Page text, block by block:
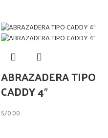
ABRAZADERA TIPO
CADDY 4″
S/0.00